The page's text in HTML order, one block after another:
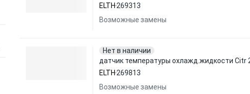
ELTH 269313
Возможные замены
Нет в наличии
датчик температуры охлажд.жидкости Citr
ELTH 269813
Возможные замены